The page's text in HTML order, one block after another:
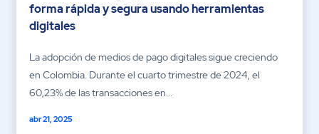
forma rápida y segura usando herramientas
digitales
La adopción de medios de pago digitales sigue creciendo
en Colombia. Durante el cuarto trimestre de 2024, el
60,23% de las transacciones en...
abr 21, 2025